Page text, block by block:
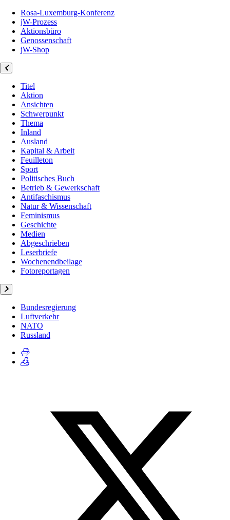
Rosa-Luxemburg-Konferenz
jW-Prozess
Aktionsbüro
Genossenschaft
jW-Shop
Titel
Aktion
Ansichten
Schwerpunkt
Thema
Inland
Ausland
Kapital & Arbeit
Feuilleton
Sport
Politisches Buch
Betrieb & Gewerkschaft
Antifaschismus
Natur & Wissenschaft
Feminismus
Geschichte
Medien
Abgeschrieben
Leserbriefe
Wochenendbeilage
Fotoreportagen
Bundesregierung
Luftverkehr
NATO
Russland